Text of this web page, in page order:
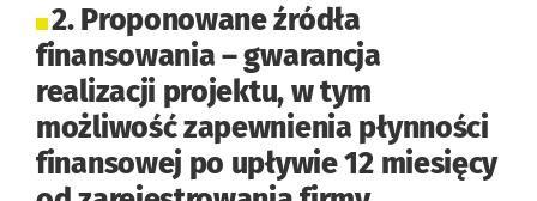
2. Proponowane źródła
finansowania – gwarancja
realizacji projektu, w tym
możliwość zapewnienia płynności
finansowej po upływie 12 miesięcy